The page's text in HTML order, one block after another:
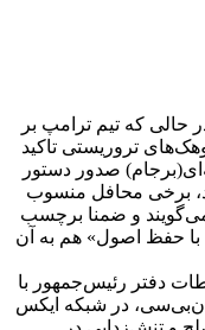
به عنوان
در کوتاه‌مدت- ولو به
پیدا کرده‌اند؛ به
هر دو کشور حائز
می‌توانند با تبادل
از افزایش تنش
ایران می‌تواند در